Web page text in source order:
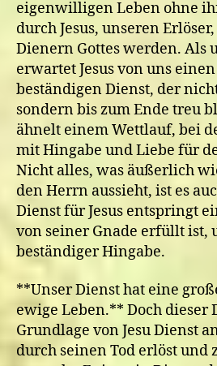
eigenwilligen Leben ohne
durch Jesus, unseren
Dienern Gottes werden. Als
erwartet Jesus von uns
beständigen Dienst, der
sondern bis zum Ende treu
ähnelt einem Wettlauf, bei
mit Hingabe und Liebe für
Nicht alles, was äußerlich
den Herrn aussieht, ist es
Dienst für Jesus entspringt
von seiner Gnade erfüllt ist,
beständiger Hingabe.
**Unser Dienst hat eine
ewige Leben.** Doch dieser
Grundlage von Jesu Dienst
durch seinen Tod erlöst und